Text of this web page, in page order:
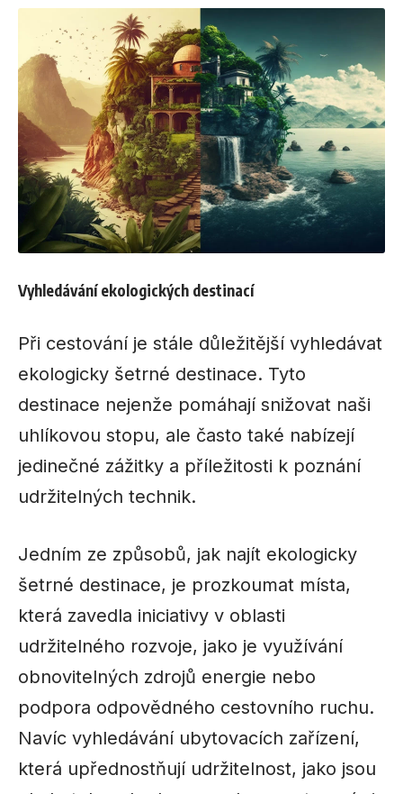
Vyhledávání ekologických destinací
Při cestování je stále důležitější vyhledávat
ekologicky šetrné destinace. Tyto
destinace nejenže pomáhají snižovat naši
uhlíkovou stopu, ale často také nabízejí
jedinečné zážitky a příležitosti k poznání
udržitelných technik.
Jedním ze způsobů, jak najít ekologicky
šetrné destinace, je prozkoumat místa,
která zavedla iniciativy v oblasti
udržitelného rozvoje, jako je využívání
obnovitelných zdrojů energie nebo
podpora odpovědného cestovního ruchu.
Navíc vyhledávání ubytovacích zařízení,
která upřednostňují udržitelnost, jako jsou